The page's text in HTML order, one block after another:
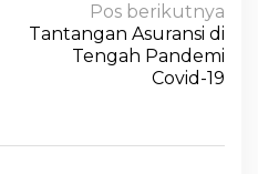
Pos berikutnya
Tantangan Asuransi di
Tengah Pandemi
Covid-19